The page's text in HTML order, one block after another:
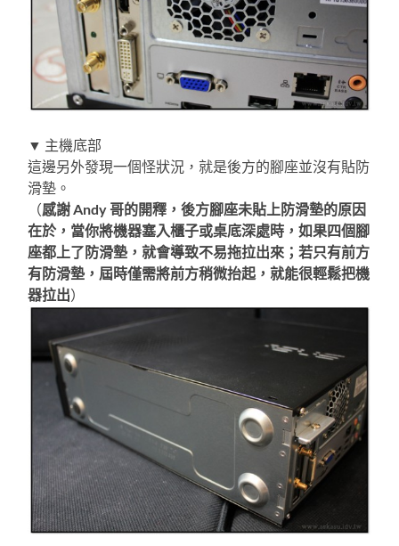
▼ 主機底部
這邊另外發現一個怪狀況，就是後方的腳座並沒有貼防
滑墊。
（感謝 Andy 哥的開釋，後方腳座未貼上防滑墊的原因
在於，當你將機器塞入櫃子或桌底深處時，如果四個腳
座都上了防滑墊，就會導致不易拖拉出來；若只有前方
有防滑墊，屆時僅需將前方稍微抬起，就能很輕鬆把機
器拉出）